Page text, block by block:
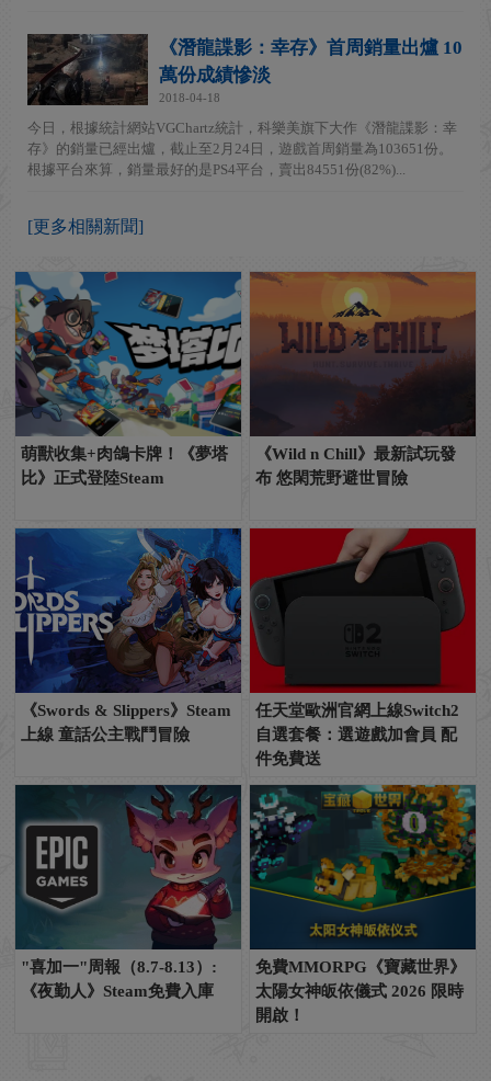
《潛龍諜影：幸存》首周銷量出爐 10
萬份成績慘淡
2018-04-18
今日，根據統計網站VGChartz統計，科樂美旗下大作《潛龍諜影：幸
存》的銷量已經出爐，截止至2月24日，遊戲首周銷量為103651份。
根據平台來算，銷量最好的是PS4平台，賣出84551份(82%)...
[更多相關新聞]
萌獸收集+肉鴿卡牌！《夢塔
比》正式登陸Steam
《Wild n Chill》最新試玩發
布 悠閑荒野避世冒險
《Swords & Slippers》Steam
上線 童話公主戰鬥冒險
任天堂歐洲官網上線Switch2
自選套餐：選遊戲加會員 配
件免費送
"喜加一"周報（8.7-8.13）:
《夜勤人》Steam免費入庫
免費MMORPG《寶藏世界》
太陽女神皈依儀式 2026 限時
開啟！